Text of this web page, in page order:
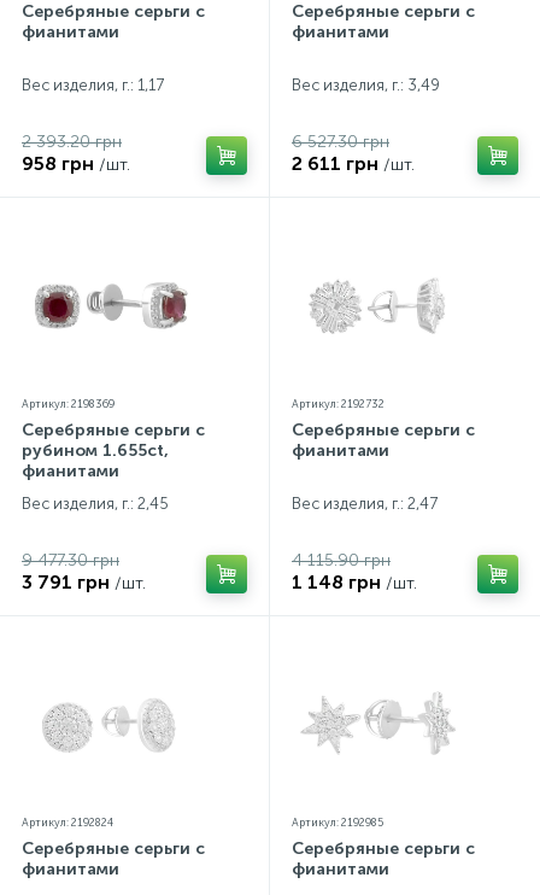
Серебряные серьги с
фианитами
Вес изделия, г.: 1,17
2 393.20 грн
958 грн /шт.
Серебряные серьги с
фианитами
Вес изделия, г.: 3,49
6 527.30 грн
2 611 грн /шт.
Артикул: 2198369
Серебряные серьги с
рубином 1.655ct,
фианитами
Вес изделия, г.: 2,45
9 477.30 грн
3 791 грн /шт.
Артикул: 2192732
Серебряные серьги с
фианитами
Вес изделия, г.: 2,47
4 115.90 грн
1 148 грн /шт.
Артикул: 2192824
Серебряные серьги с
фианитами
Артикул: 2192985
Серебряные серьги с
фианитами